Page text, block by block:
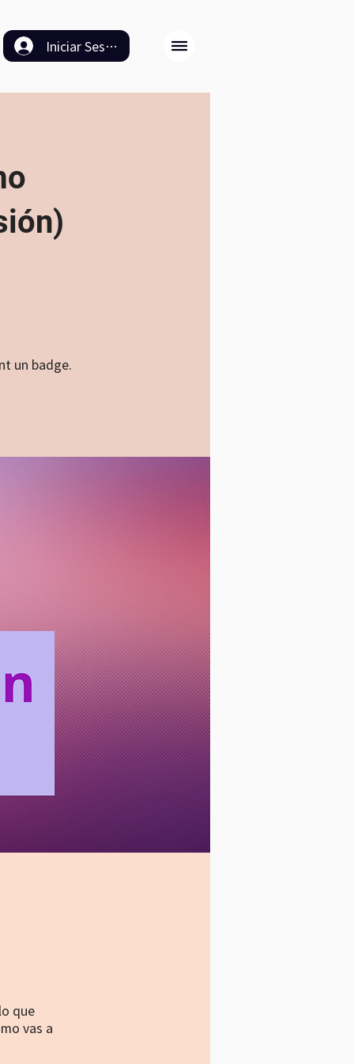
Iniciar Sesión
un badge.
que
vas a